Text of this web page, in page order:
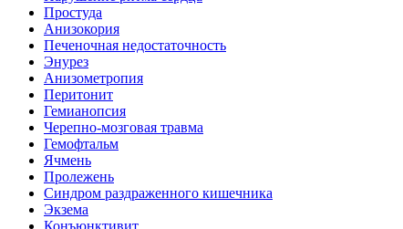
Простуда
Анизокория
Печеночная недостаточность
Энурез
Анизометропия
Перитонит
Гемианопсия
Черепно-мозговая травма
Гемофтальм
Ячмень
Пролежень
Синдром раздраженного кишечника
Экзема
Конъюнктивит